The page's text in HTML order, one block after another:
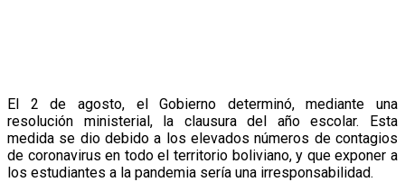
El 2 de agosto, el Gobierno determinó, mediante una
resolución ministerial, la clausura del año escolar. Esta
medida se dio debido a los elevados números de contagios
de coronavirus en todo el territorio boliviano, y que exponer a
los estudiantes a la pandemia sería una irresponsabilidad.